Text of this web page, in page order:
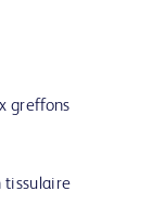
greffons
tissulaire